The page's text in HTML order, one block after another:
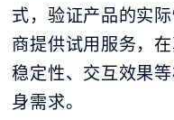
式，验证产品的实
商提供试用服务，
稳定性、交互效果
身需求。